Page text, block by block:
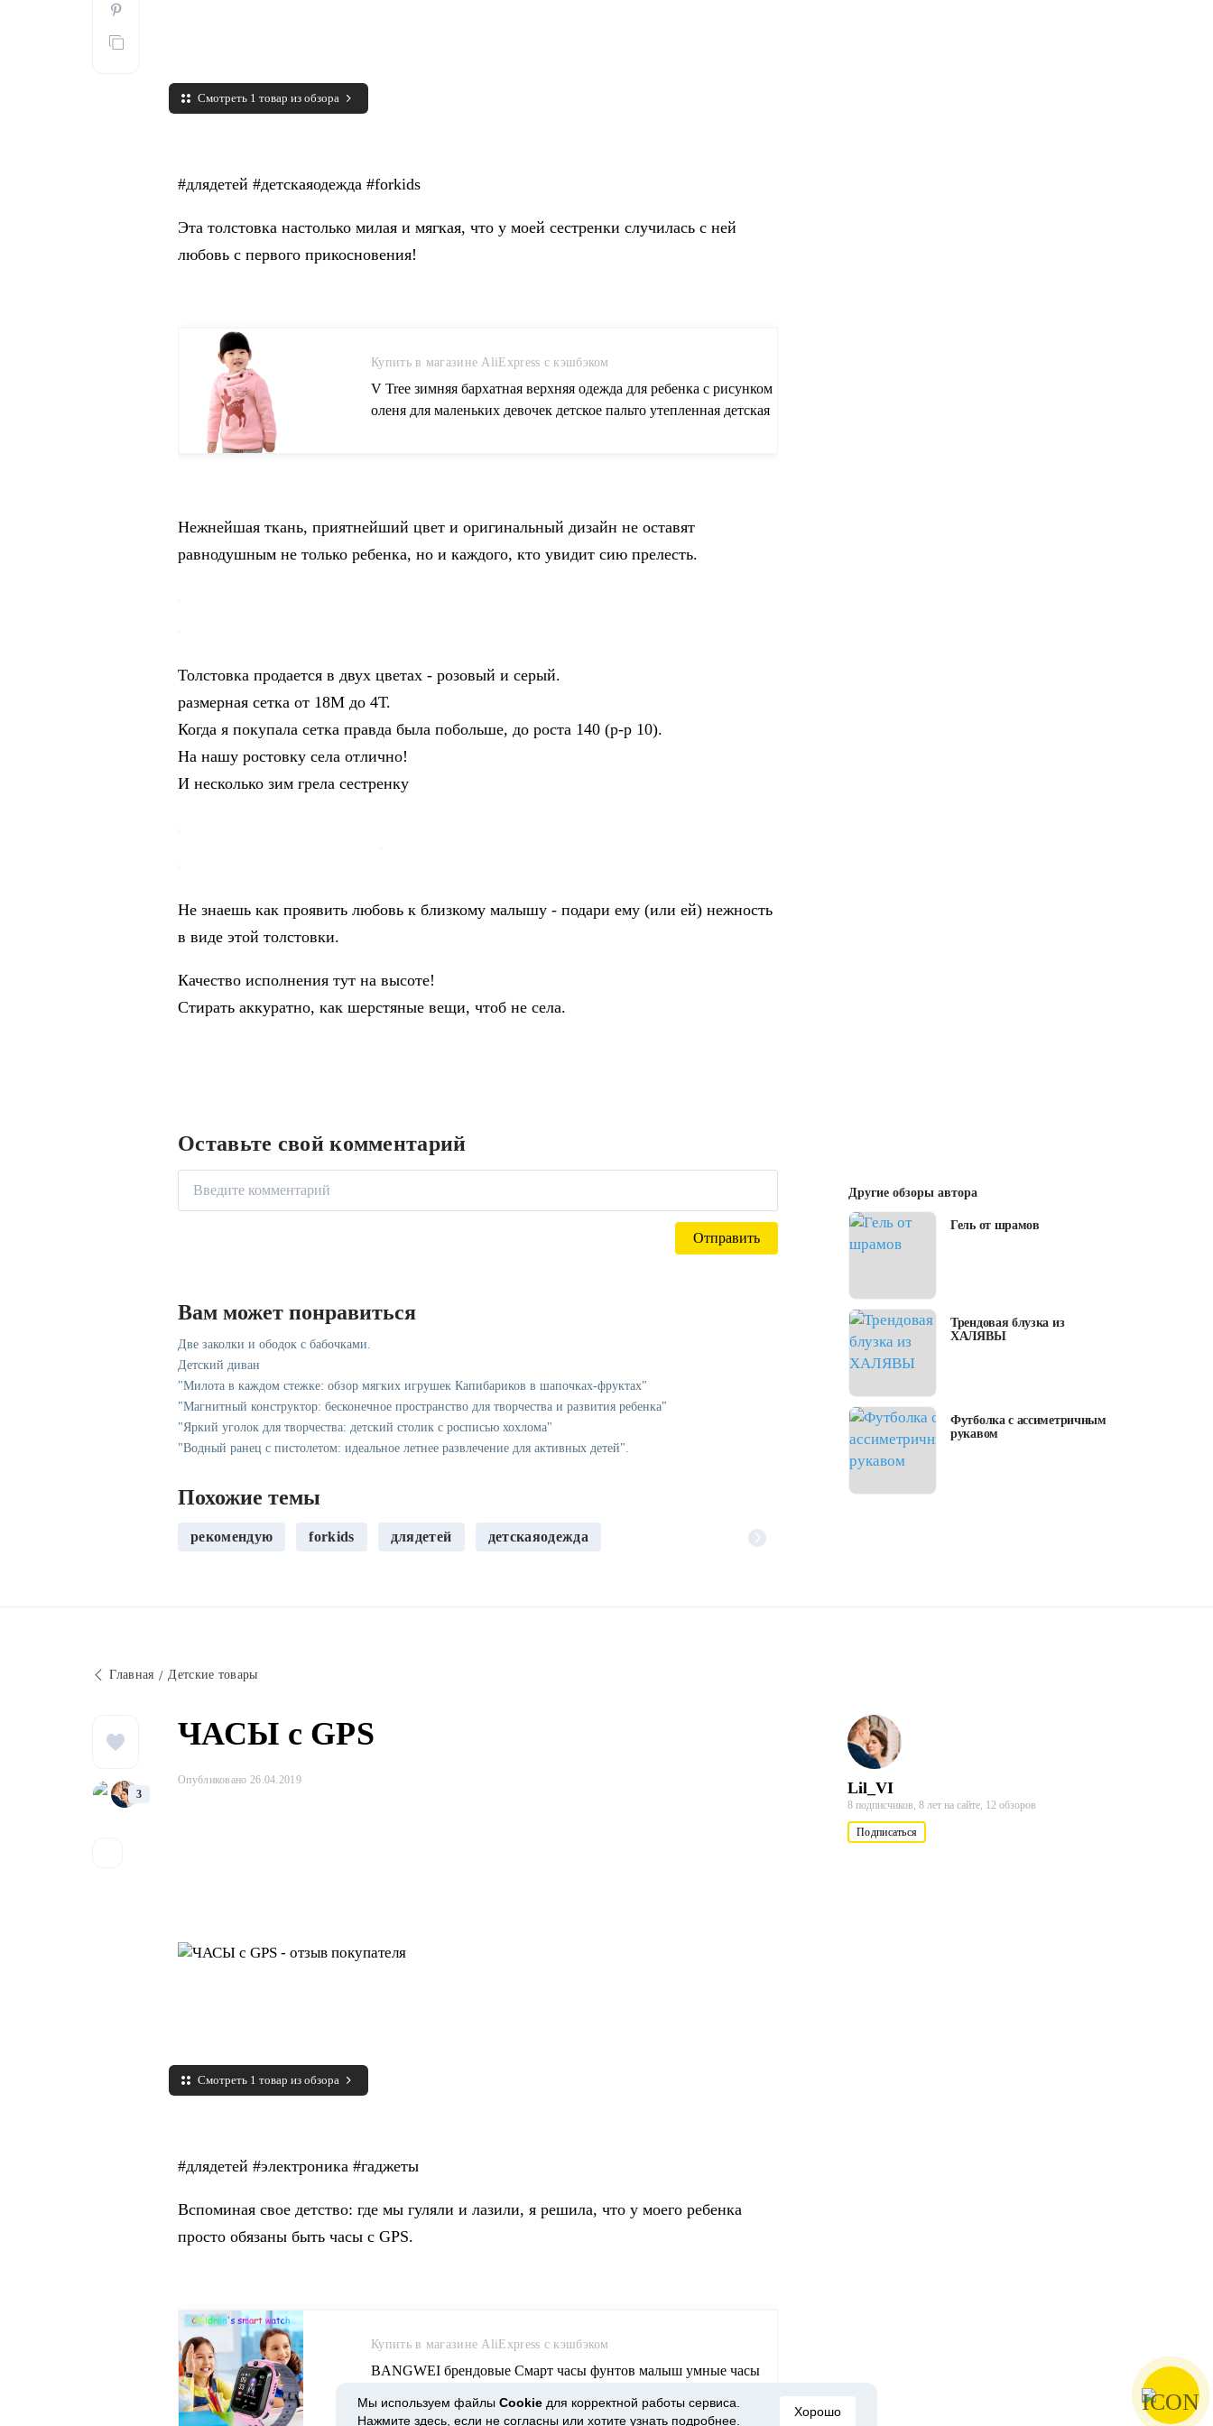
Смотреть 1 товар из обзора
#длядетей #детскаяодежда #forkids
Эта толстовка настолько милая и мягкая, что у моей сестренки случилась с ней
любовь с первого прикосновения!
Купить в магазине AliExpress с кэшбэком
V Tree зимняя бархатная верхняя одежда для ребенка с рисунком
оленя для маленьких девочек детское пальто утепленная детская
Нежнейшая ткань, приятнейший цвет и оригинальный дизайн не оставят
равнодушным не только ребенка, но и каждого, кто увидит сию прелесть.
Толстовка продается в двух цветах - розовый и серый.
размерная сетка от 18М до 4Т.
Когда я покупала сетка правда была побольше, до роста 140 (р-р 10).
На нашу ростовку села отлично!
И несколько зим грела сестренку
Не знаешь как проявить любовь к близкому малышу - подари ему (или ей) нежность
в виде этой толстовки.
Качество исполнения тут на высоте!
Стирать аккуратно, как шерстяные вещи, чтоб не села.
Оставьте свой комментарий
Вам может понравиться
Две заколки и ободок с бабочками.
Детский диван
"Милота в каждом стежке: обзор мягких игрушек Капибариков в шапочках-фруктах"
"Магнитный конструктор: бесконечное пространство для творчества и развития ребенка"
"Яркий уголок для творчества: детский столик с росписью хохлома"
"Водный ранец с пистолетом: идеальное летнее развлечение для активных детей".
Похожие темы
рекомендую forkids длядетей детскаяодежда
Другие обзоры автора
Гель от шрамов
Трендовая блузка из
ХАЛЯВЫ
Футболка с ассиметричным
рукавом
Главная Детские товары
3
ЧАСЫ с GPS
Опубликовано 26.04.2019
Смотреть 1 товар из обзора
#длядетей #электроника #гаджеты
Вспоминая свое детство: где мы гуляли и лазили, я решила, что у моего ребенка
просто обязаны быть часы с GPS.
Купить в магазине AliExpress с кэшбэком
BANGWEI брендовые Смарт часы фунтов малыш умные часы
Tracker часы антипотеряшка купить на AliExpress
Lil_VI
8 подписчиков, 8 лет на сайте, 12 обзоров
Подписаться
Мы используем файлы Cookie для корректной работы сервиса.
Нажмите здесь , если не согласны или хотите узнать подробнее.
Хорошо